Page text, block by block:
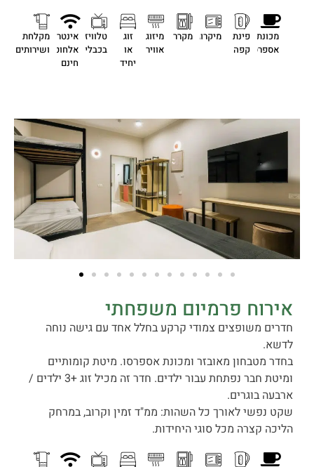
מכונת
אספרסו
פינת
קפה
מיקרוגלמקרר
מיזוג
אוויר
זוג
או
יחיד
טלוויזיה
בכבלים
אינטרנט
אלחוטי
חינם
מקלחת
ושירותים
אירוח פרמיום משפחתי
חדרים משופצים צמודי קרקע בחלל אחד עם גישה נוחה
לדשא.
בחדר מטבחון מאובזר ומכונת אספרסו. מיטת קומותיים
ומיטת חבר נפתחת עבור ילדים. חדר זה מכיל זוג +3 ילדים /
ארבעה בוגרים.
שקט נפשי לאורך כל השהות: ממ"ד זמין וקרוב, במרחק
הליכה קצרה מכל סוגי היחידות.